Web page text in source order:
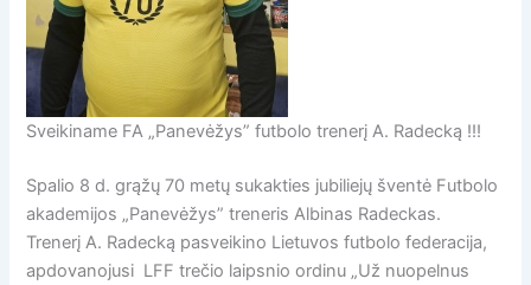
Sveikiname FA „Panevėžys” futbolo trenerį A. Radecką !!!
Spalio 8 d. grąžų 70 metų sukakties jubiliejų šventė Futbolo
akademijos „Panevėžys” treneris Albinas Radeckas.
Trenerį A. Radecką pasveikino Lietuvos futbolo federacija,
apdovanojusi LFF trečio laipsnio ordinu „Už nuopelnus